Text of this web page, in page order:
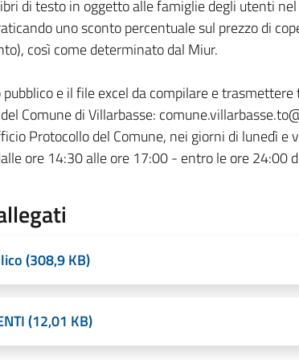
di testo in oggetto alle famiglie degli utenti
uno sconto percentuale sul prezzo di
così come determinato dal Miur.
e il file excel da compilare e
Comune di Villarbasse:
Protocollo del Comune, nei giorni di lunedì e
ore 14:30 alle ore 17:00 - entro le ore 24:00
(308,9 KB)
(12,01 KB)